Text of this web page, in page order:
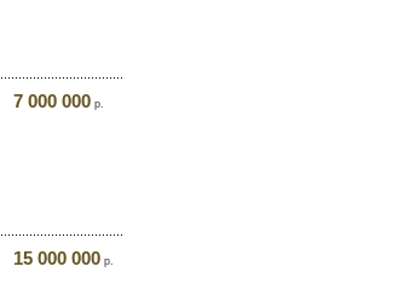
7 000 000 р.
15 000 000 р.